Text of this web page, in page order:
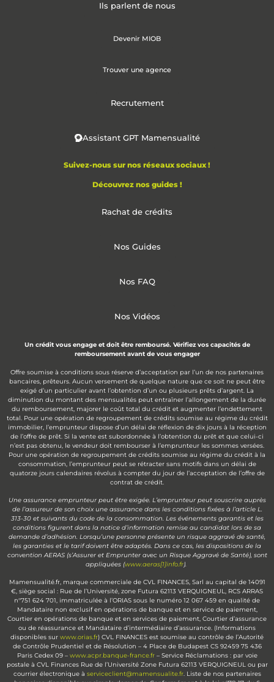
Ils parlent de nous
Devenir MIOB
Trouver une agence
Recrutement
Assistant GPT Mamensualité
Suivez-nous sur nos réseaux sociaux !
Découvrez nos guides !
Rachat de crédits
Nos Guides
Nos FAQ
Nos Vidéos
Un crédit vous engage et doit être remboursé. Vérifiez vos capacités de
remboursement avant de vous engager
Offre soumise à conditions sous réserve d’acceptation par l’un de nos partenaires
bancaires, prêteurs. Aucun versement de quelque nature que ce soit ne peut être
exigé d’un particulier avant l’obtention d’un ou plusieurs prêts d’argent. La
diminution du montant des mensualités peut entraîner l’allongement de la durée
du remboursement, majorer le coût total du crédit et augmenter l’endettement
total. Pour une opération de regroupement de crédits soumise au régime du crédit
immobilier, l’emprunteur dispose d’un délai de réflexion de dix jours à la réception
de l’offre de prêt. Si la vente est subordonnée à l’obtention du prêt et que celui-ci
n’est pas obtenu, le vendeur doit rembourser à l’emprunteur les sommes versées.
Pour une opération de regroupement de crédits soumise au régime du crédit à la
consommation, l’emprunteur peut se rétracter sans motifs dans un délai de
quatorze jours calendaires révolus à compter du jour de l’acceptation de l’offre de
contrat de crédit.
Une assurance emprunteur peut être exigée. L’emprunteur peut souscrire auprès
de l’assureur de son choix une assurance dans les conditions fixées à l’article L.
313-30 et suivants du code de la consommation. Les événements garantis et les
conditions figurent dans la notice d’information remise au candidat lors de sa
demande d’adhésion. Lorsqu’une personne présente un risque aggravé de santé,
les garanties et le tarif doivent être adaptés. Dans ce cas, les dispositions de la
convention AERAS (s’Assurer et Emprunter avec un Risque Aggravé de Santé), sont
appliquées (www.aeras[1]info.fr).
Mamensualité.fr, marque commerciale de CVL FINANCES, Sarl au capital de 14091
€, siège social : Rue de l’Université, zone Futura 62113 VERQUIGNEUL, RCS ARRAS
n°751 624 701, immatriculée à l’ORIAS sous le numéro 12 067 459 en qualité de
Mandataire non exclusif en opérations de banque et en service de paiement,
Courtier en opérations de banque et en services de paiement, Courtier d’assurance
ou de réassurance et Mandataire d’intermédiaire d’assurance. (Informations
disponibles sur www.orias.fr) CVL FINANCES est soumise au contrôle de l’Autorité
de Contrôle Prudentiel et de Résolution – 4 Place de Budapest CS 92459 75 436
Paris Cedex 09 – www.acpr.banque-france.fr– Service Réclamations : par voie
postale à CVL Finances Rue de l’Université Zone Futura 62113 VERQUIGNEUL ou par
courrier électronique à serviceclient@mamensualite.fr. Liste de nos partenaires